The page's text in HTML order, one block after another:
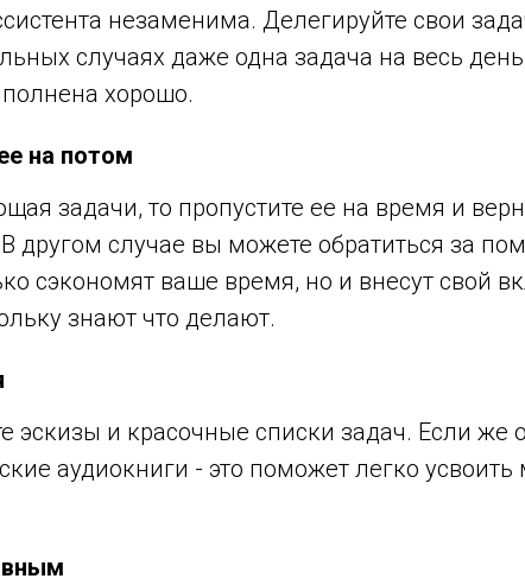
незаменима. Делегируйте свои
случаях даже одна задача на весь
хорошо.
на потом
задачи, то пропустите ее на время и
другом случае вы можете обратиться за
сэкономят ваше время, но и внесут свой
знают что делают.
эскизы и красочные списки задач. Если же
аудиокниги - это поможет легко усвоить